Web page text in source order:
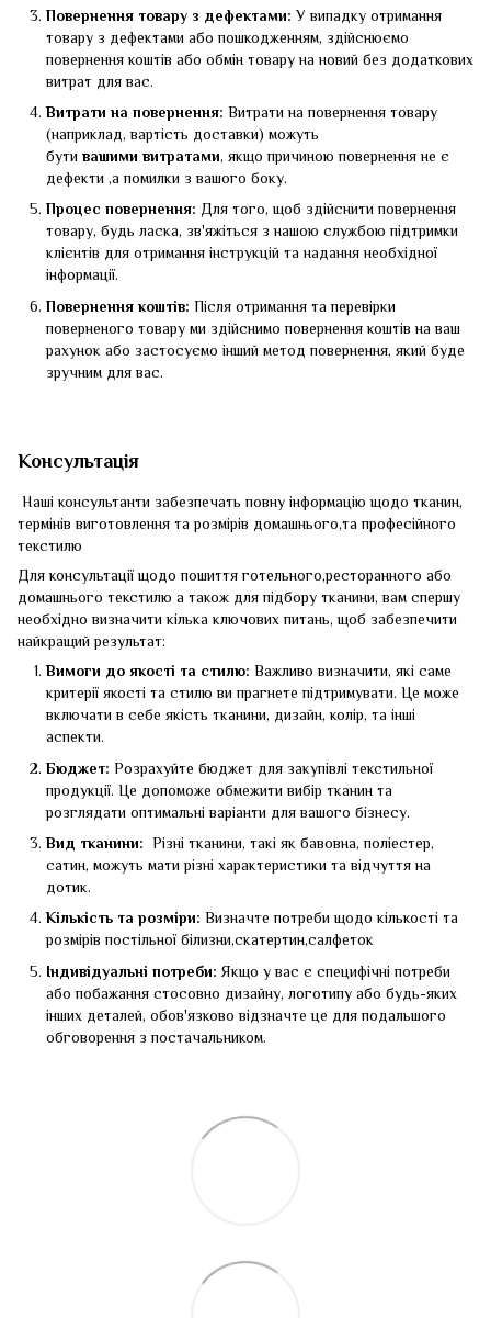
Повернення товару з дефектами:У випадку отримання
товару з дефектами або пошкодженням, здійснюємо
повернення коштів або обмін товару на новий без додаткових
витрат для вас.
Витрати на повернення: Витрати на повернення товару
(наприклад, вартість доставки) можуть
бути вашими витратами, якщо причиною повернення не є
дефекти ,а помилки з вашого боку.
Процес повернення: Для того, щоб здійснити повернення
товару, будь ласка, зв'яжіться з нашою службою підтримки
клієнтів для отримання інструкцій та надання необхідної
інформації.
Повернення коштів: Після отримання та перевірки
поверненого товару ми здійснимо повернення коштів на ваш
рахунок або застосуємо інший метод повернення, який буде
зручним для вас.
Консультація
Наші консультанти забезпечать повну інформацію щодо тканин,
термінів виготовлення та розмірів домашнього,та професійного
текстилю
Для консультації щодо пошиття готельного,ресторанного або
домашнього текстилю а також для підбору тканини, вам спершу
необхідно визначити кілька ключових питань, щоб забезпечити
найкращий результат:
Вимоги до якості та стилю: Важливо визначити, які саме
критерії якості та стилю ви прагнете підтримувати. Це може
включати в себе якість тканини, дизайн, колір, та інші
аспекти.
Бюджет: Розрахуйте бюджет для закупівлі текстильної
продукції. Це допоможе обмежити вибір тканин та
розглядати оптимальні варіанти для вашого бізнесу.
Вид тканини: Різні тканини, такі як бавовна, поліестер,
сатин, можуть мати різні характеристики та відчуття на
дотик.
Кількість та розміри: Визначте потреби щодо кількості та
розмірів постільної білизни,скатертин,салфеток
Індивідуальні потреби: Якщо у вас є специфічні потреби
або побажання стосовно дизайну, логотипу або будь-яких
інших деталей, обов'язково відзначте це для подальшого
обговорення з постачальником.